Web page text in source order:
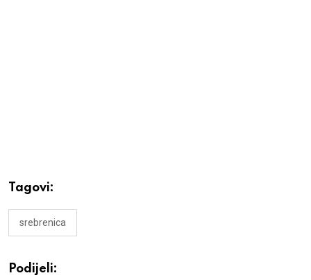
Tagovi:
srebrenica
Podijeli: